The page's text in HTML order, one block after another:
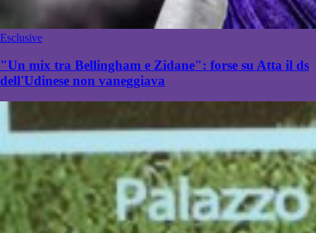
Esclusive
"Un mix tra Bellingham e Zidane": forse su Atta il ds
dell'Udinese non vaneggiava